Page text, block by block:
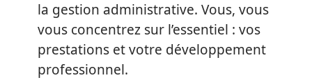
la gestion administrative. Vous, vous
vous concentrez sur l’essentiel : vos
prestations et votre développement
professionnel.